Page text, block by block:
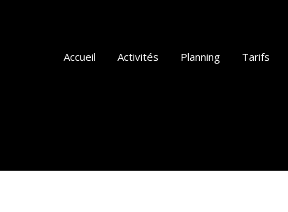
Accueil Activités Planning Tarifs